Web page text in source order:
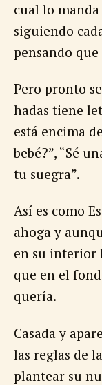
cual lo
siguiendo
pensando que
Pero pronto
hadas tiene
está encima
bebé?”, “Sé
tu suegra”.
Así es como
ahoga y
en su interior
que en el
quería.
Casada y
las reglas de
plantear su